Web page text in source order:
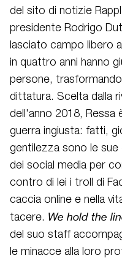
del sito di notizie
presidente Rodrigo
lasciato campo libero
in quattro anni hanno
persone,
dittatura. Scelta dalla
dell'anno 2018, Ressa
guerra ingiusta: fatti,
gentilezza sono le sue
dei social media per
contro di lei i troll di
caccia online e nella
tacere. We hold the
del suo staff
le minacce alla loro